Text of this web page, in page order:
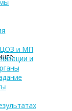
и МП
и